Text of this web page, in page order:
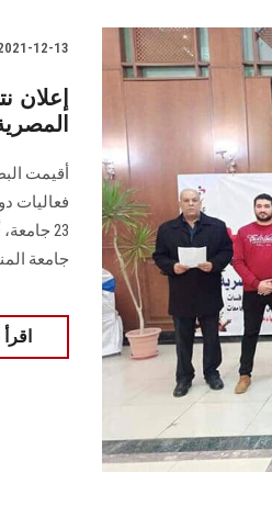
12-13
إعلان
أقيمت
23
جامعة
اقرأ